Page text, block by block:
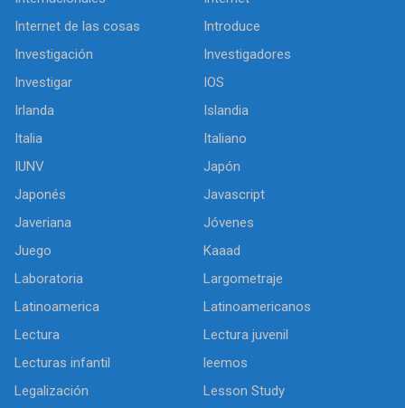
Internet de las cosas
Introduce
Investigación
Investigadores
Investigar
IOS
Irlanda
Islandia
Italia
Italiano
IUNV
Japón
Japonés
Javascript
Javeriana
Jóvenes
Juego
Kaaad
Laboratoria
Largometraje
Latinoamerica
Latinoamericanos
Lectura
Lectura juvenil
Lecturas infantil
leemos
Legalización
Lesson Study